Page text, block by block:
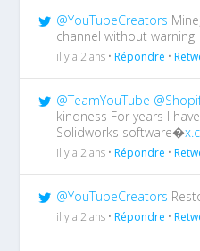
@YouTubeCreators
channel without warning
il y a 2 ans •Répondre •
@TeamYouTube
kindness For years I
Solidworks software�
il y a 2 ans •Répondre •
@YouTubeCreators
il y a 2 ans •Répondre •